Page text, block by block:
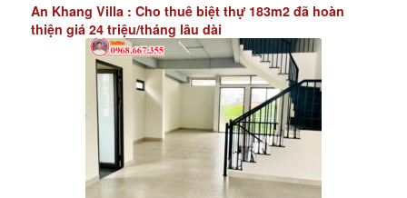
An Khang Villa : Cho thuê biệt thự 183m2 đã hoàn
thiện giá 24 triệu/tháng lâu dài